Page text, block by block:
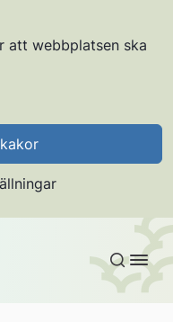
att webbplatsen ska